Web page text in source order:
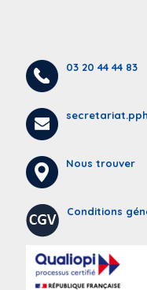
03 20 44 44 83
Nous trouver
Conditions